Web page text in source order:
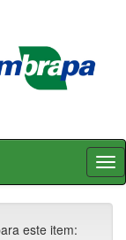
este item: